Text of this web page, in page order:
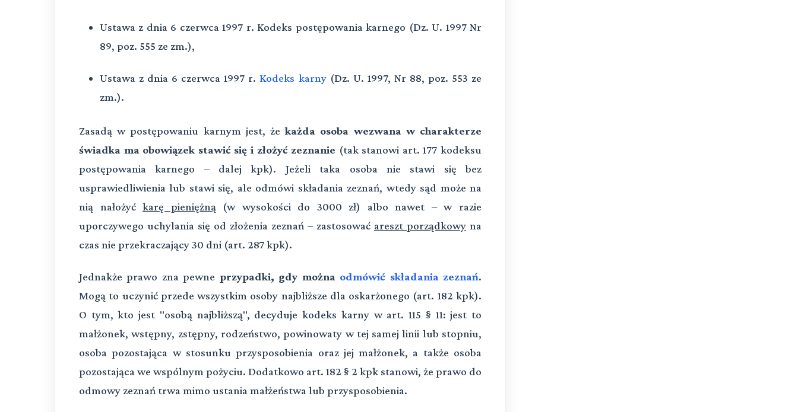
Ustawa z dnia 6 czerwca 1997 r. Kodeks postępowania karnego (Dz. U. 1997 Nr
89, poz. 555 ze zm.),
Ustawa z dnia 6 czerwca 1997 r.Kodeks karny(Dz. U. 1997, Nr 88, poz. 553 ze
zm.).
Zasadą w postępowaniu karnym jest, żekażda osoba wezwana w charakterze
świadka ma obowiązek stawić się i złożyć zeznanie (tak stanowi art. 177 kodeksu
postępowania karnego – dalej kpk). Jeżeli taka osoba nie stawi się bez
usprawiedliwienia lub stawi się, ale odmówi składania zeznań, wtedy sąd może na
nią nałożyćkarę pieniężną (w wysokości do 3000 zł) albo nawet – w razie
uporczywego uchylania się od złożenia zeznań – zastosować areszt porządkowy na
czas nie przekraczający 30 dni (art. 287 kpk).
Jednakże prawo zna pewne przypadki, gdy można odmówić składania zeznań.
Mogą to uczynić przede wszystkim osoby najbliższe dla oskarżonego (art. 182 kpk).
O tym, kto jest "osobą najbliższą", decyduje kodeks karny w art. 115 § 11: jest to
małżonek, wstępny, zstępny, rodzeństwo, powinowaty w tej samej linii lub stopniu,
osoba pozostająca w stosunku przysposobienia oraz jej małżonek, a także osoba
pozostająca we wspólnym pożyciu. Dodatkowo art. 182 § 2 kpk stanowi, że prawo do
odmowy zeznań trwa mimo ustania małżeństwa lub przysposobienia.